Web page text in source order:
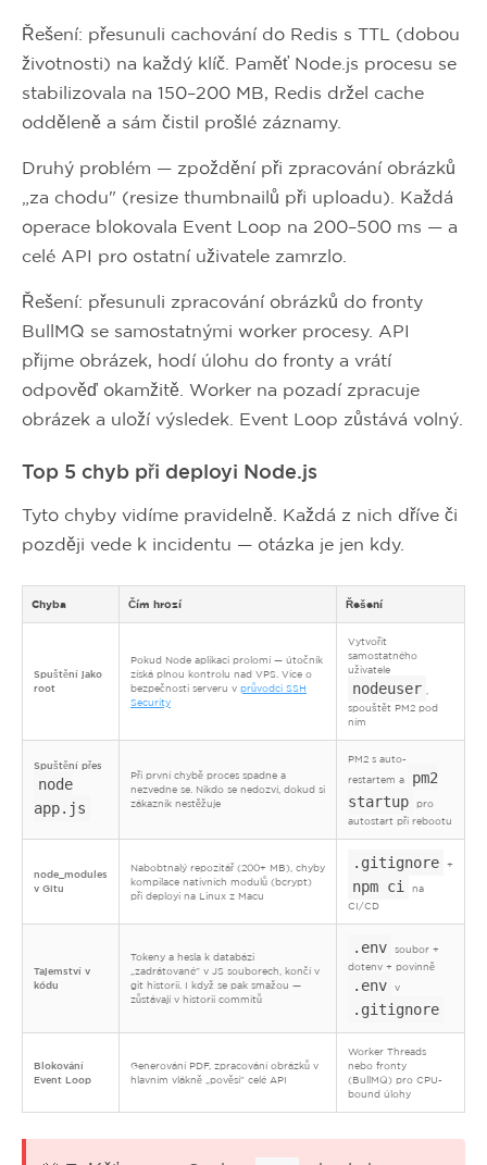
Řešení: přesunuli cachování do Redis s TTL (dobou
životnosti) na každý klíč. Paměť Node.js procesu se
stabilizovala na 150–200 MB, Redis držel cache
odděleně a sám čistil prošlé záznamy.
Druhý problém — zpoždění při zpracování obrázků
„za chodu" (resize thumbnailů při uploadu). Každá
operace blokovala Event Loop na 200–500 ms — a
celé API pro ostatní uživatele zamrzlo.
Řešení: přesunuli zpracování obrázků do fronty
BullMQ se samostatnými worker procesy. API
přijme obrázek, hodí úlohu do fronty a vrátí
odpověď okamžitě. Worker na pozadí zpracuje
obrázek a uloží výsledek. Event Loop zůstává volný.
Top 5 chyb při deployi Node.js
Tyto chyby vidíme pravidelně. Každá z nich dříve či
později vede k incidentu — otázka je jen kdy.
Chyba Čím hrozí Řešení
Spuštění jako
root
Pokud Node aplikaci prolomí — útočník
získá plnou kontrolu nad VPS. Více o
bezpečnosti serveru v průvodci SSH
Security
Vytvořit
samostatného
uživatele
nodeuser
spouštět PM2 pod
ním
Spuštění přes
node
app.js
Při první chybě proces spadne a
nezvedne se. Nikdo se nedozví, dokud si
zákazník nestěžuje
PM2 s auto-
restartem a
pm2
startup
pro
autostart při rebootu
node_modules
v Gitu
Nabobtnalý repozitář (200+ MB), chyby
kompilace nativních modulů (bcrypt)
při deployi na Linux z Macu
.gitignore +
npm ci
na
CI/CD
Tajemství v
kódu
Tokeny a hesla k databázi
„zadrátované" v JS souborech, končí v
git historii. I když se pak smažou —
zůstávají v historii commitů
.env
soubor +
dotenv + povinně
.env v
.gitignore
Blokování
Event Loop
Generování PDF, zpracování obrázků v
hlavním vlákně „pověsí" celé API
Worker Threads
nebo fronty
(BullMQ) pro CPU-
bound úlohy